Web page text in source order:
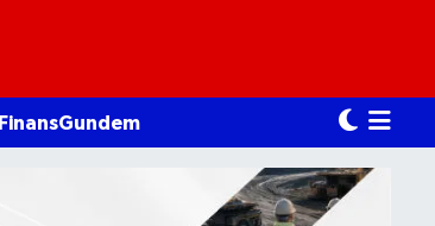
FinansGundem